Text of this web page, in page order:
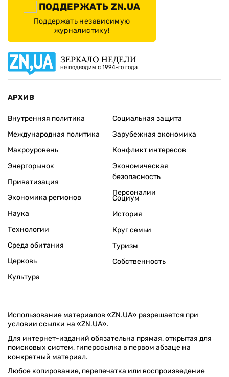
ПОДДЕРЖАТЬ ZN.UA
Поддержать независимую
журналистику!
ЗЕРКАЛО НЕДЕЛИ
не подводим с 1994-го года
АРХИВ
Внутренняя политика
Международная политика
Макроуровень
Энергорынок
Приватизация
Экономика регионов
Социальная защита
Зарубежная экономика
Конфликт интересов
Экономическая
безопасность
Персоналии
Наука
Технологии
Среда обитания
Церковь
Культура
Социум
История
Круг семьи
Туризм
Собственность
Использование материалов «ZN.UA» разрешается при
условии ссылки на «ZN.UA».
Для интернет-изданий обязательна прямая, открытая для
поисковых систем, гиперссылка в первом абзаце на
конкретный материал.
Любое копирование, перепечатка или воспроизведение